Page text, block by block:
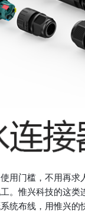
用门槛，不用再
。惟兴科技的这
统布线，用惟兴